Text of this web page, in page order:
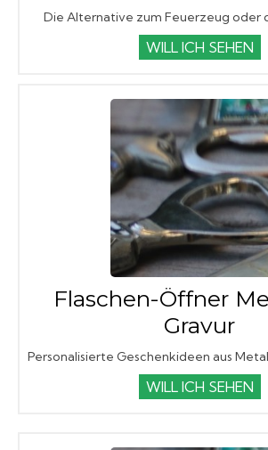
Die Alternative zum Feuerzeug oder
WILL ICH SEHEN
Flaschen-Öffner
Gravur
Personalisierte Geschenkideen aus
WILL ICH SEHEN